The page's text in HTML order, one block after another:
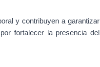
y contribuyen a garantizar
fortalecer la presencia del